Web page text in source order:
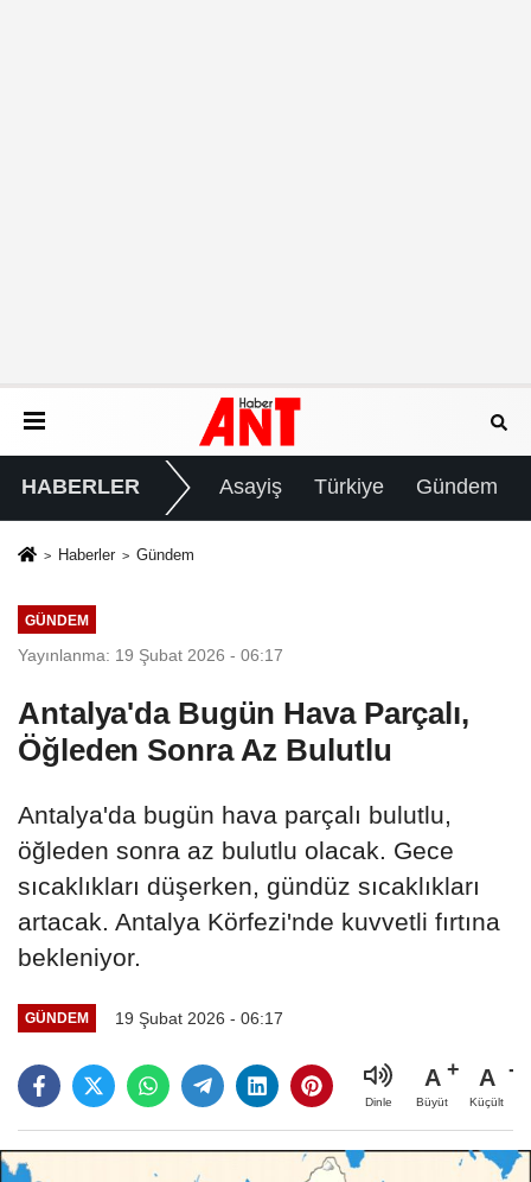
HABERLER Asayiş Türkiye Gündem
Haberler Gündem
GÜNDEM
Yayınlanma: 19 Şubat 2026 - 06:17
Antalya'da Bugün Hava Parçalı,
Öğleden Sonra Az Bulutlu
Antalya'da bugün hava parçalı bulutlu,
öğleden sonra az bulutlu olacak. Gece
sıcaklıkları düşerken, gündüz sıcaklıkları
artacak. Antalya Körfezi'nde kuvvetli fırtına
bekleniyor.
GÜNDEM 19 Şubat 2026 - 06:17
Dinle
A
Büyüt
A
Küçült